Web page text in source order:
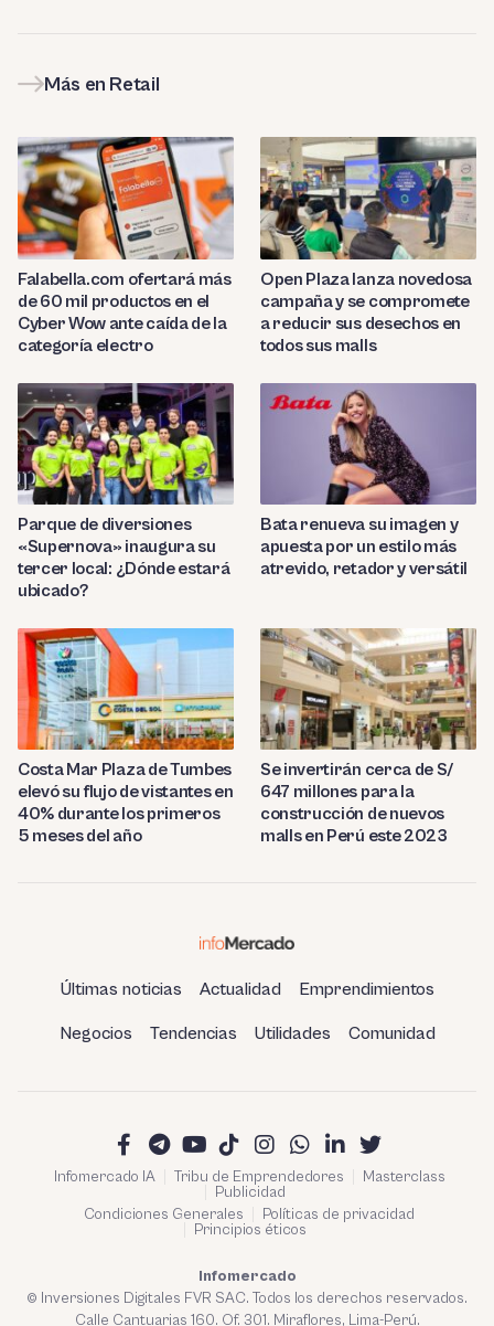
Más en Retail
Falabella.com ofertará más
de 60 mil productos en el
Cyber Wow ante caída de la
categoría electro
Open Plaza lanza novedosa
campaña y se compromete
a reducir sus desechos en
todos sus malls
Parque de diversiones
«Supernova» inaugura su
tercer local: ¿Dónde estará
ubicado?
Bata renueva su imagen y
apuesta por un estilo más
atrevido, retador y versátil
Costa Mar Plaza de Tumbes
elevó su flujo de vistantes en
40% durante los primeros
5 meses del año
Se invertirán cerca de S/
647 millones para la
construcción de nuevos
malls en Perú este 2023
Últimas noticias Actualidad Emprendimientos
Negocios Tendencias Utilidades Comunidad
Infomercado IA Tribu de Emprendedores
Masterclass
Publicidad
Condiciones Generales
Políticas de privacidad
Principios éticos
Infomercado
© Inversiones Digitales FVR SAC. Todos los derechos reservados.
Calle Cantuarias 160. Of. 301. Miraflores, Lima-Perú.